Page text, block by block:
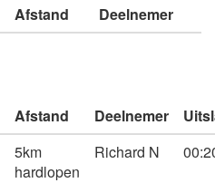
Afstand Deelnemer
Afstand Deelnemer
5km
hardlopen
Richard N